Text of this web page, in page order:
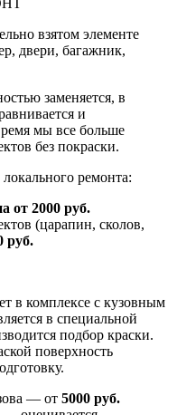
взятом элементе
двери, багажник,
заменяется, в
и
мы все больше
без покраски.
ремонта:
от 2000 руб.
(царапин, сколов,
руб.
в комплексе с кузовным
в специальной
подбор краски.
поверхность
— от 5000 руб.